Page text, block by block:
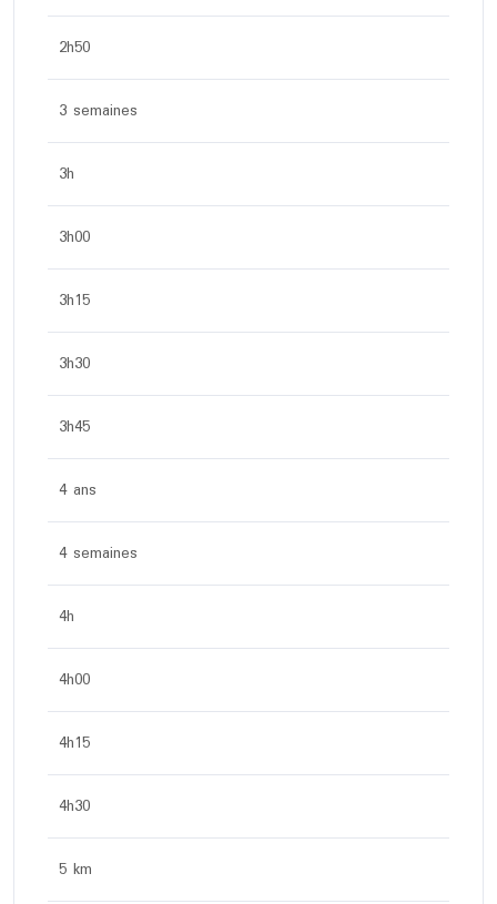
2h50
3 semaines
3h
3h00
3h15
3h30
3h45
4 ans
4 semaines
4h
4h00
4h15
4h30
5 km